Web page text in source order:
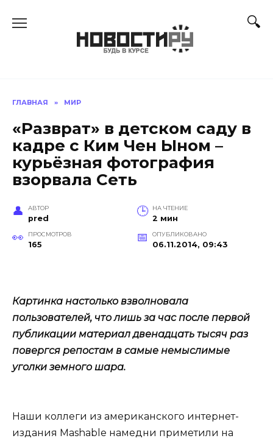
ГЛАВНАЯ » МИР
«Разврат» в детском саду в
кадре с Ким Чен Ыном –
курьёзная фотография
взорвала Сеть
АВТОР
pred
НА ЧТЕНИЕ
2 мин
ПРОСМОТРОВ
165
ОПУБЛИКОВАНО
06.11.2014, 09:43
Картинка настолько взволновала
пользователей, что лишь за час после первой
публикации материал двенадцать тысяч раз
повергся репостам в самые немыслимые
уголки земного шара.
Наши коллеги из американского интернет-
издания Mashable намедни приметили на